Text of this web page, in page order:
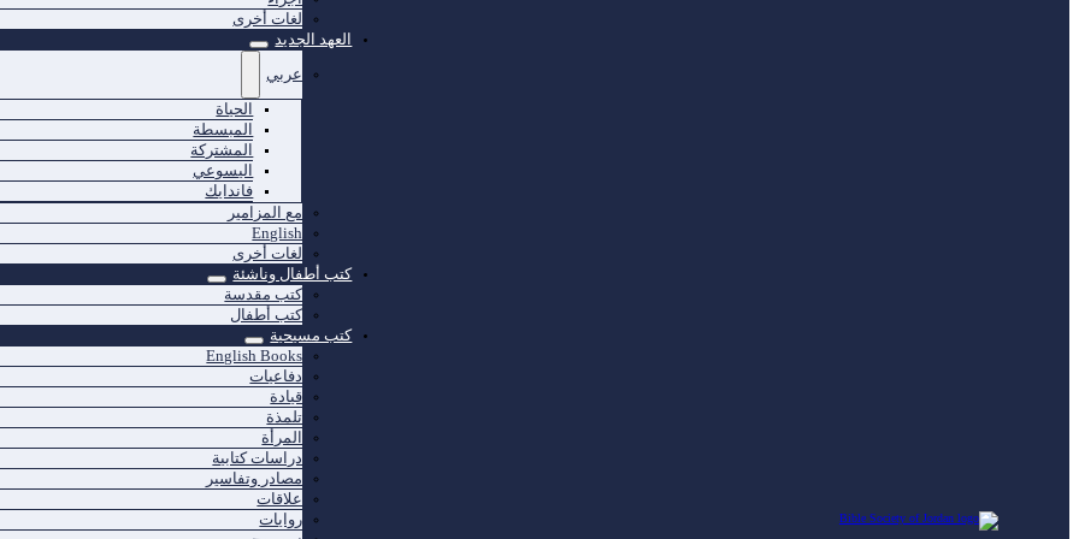
لغات أخرى
العهد الجديد
عربي
الحياة
المبسطة
المشتركة
اليسوعي
فاندايك
مع المزامير
English
لغات أخرى
كتب أطفال وناشئة
كتب مقدسة
كتب أطفال
كتب مسيحية
English Books
دفاعيات
قيادة
تلمذة
المرأة
دراسات كتابية
مصادر وتفاسير
علاقات
روايات